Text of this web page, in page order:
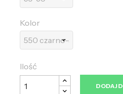
Kolor
Ilość
DODAJ